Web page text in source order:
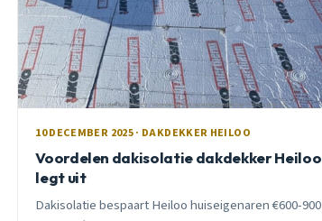
10 DECEMBER 2025 · DAKDEKKER HEILOO
Voordelen dakisolatie dakdekker Heiloo
legt uit
Dakisolatie bespaart Heiloo huiseigenaren €600-900